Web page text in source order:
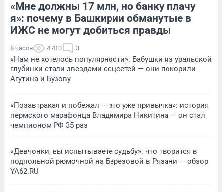
«Мне должны 17 млн, но банку плачу
я»: почему в Башкирии обманутые в
ИЖС не могут добиться правды
8 часов 4 410 3
«Нам не хотелось популярности». Бабушки из уральской
глубинки стали звездами соцсетей — они покорили
Агутина и Бузову
«Позавтракал и побежал — это уже привычка»: история
пермского марафонца Владимира Никитина — он стал
чемпионом РФ 35 раз
«Девчонки, вы испытываете судьбу»: что творится в
подпольной рюмочной на Березовой в Рязани — обзор
YA62.RU